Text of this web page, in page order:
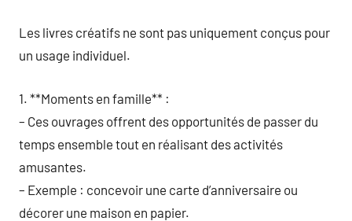
Les livres créatifs ne sont pas uniquement conçus pour
un usage individuel.
1. **Moments en famille** :
– Ces ouvrages offrent des opportunités de passer du
temps ensemble tout en réalisant des activités
amusantes.
– Exemple : concevoir une carte d’anniversaire ou
décorer une maison en papier.